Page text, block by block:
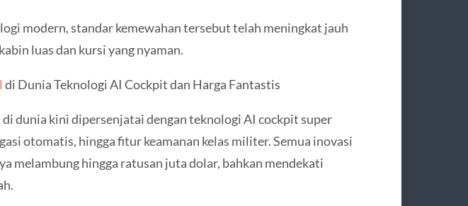
modern, standar kemewahan tersebut telah meningkat jauh
luas dan kursi yang nyaman.
di Dunia Teknologi AI Cockpit dan Harga Fantastis
dunia kini dipersenjatai dengan teknologi AI cockpit super
otomatis, hingga fitur keamanan kelas militer. Semua inovasi
melambung hingga ratusan juta dolar, bahkan mendekati